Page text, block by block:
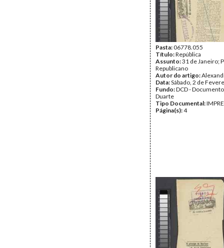
Pasta:06778.055
Título:República
Assunto:31 de Janeiro;
Republicano
Autor do artigo:
Data:Sábado, 2 de
Fundo:DCD -
Duarte
Tipo Documental:
Página(s):4